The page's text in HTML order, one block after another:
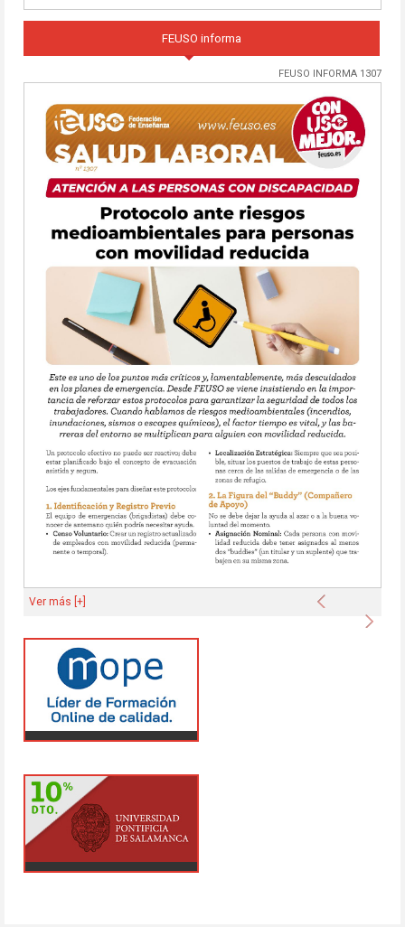
FEUSO informa
FEUSO INFORMA 1307
Anterior
Ver más [+]